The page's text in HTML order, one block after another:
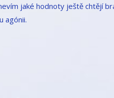
jaké hodnoty ještě chtějí
agónii.